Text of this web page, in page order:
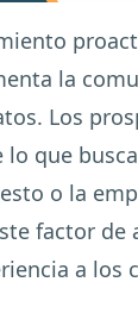
la
Los
que
o la
factor de
a los